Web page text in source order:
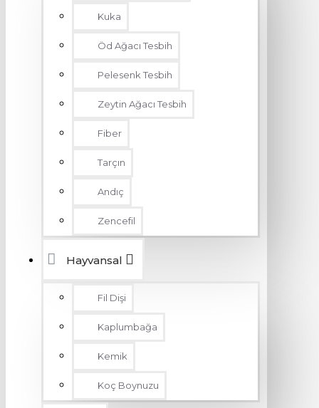
Kuka
Öd Ağacı Tesbih
Pelesenk Tesbih
Zeytin Ağacı Tesbih
Fiber
Tarçın
Andıç
Zencefil
Hayvansal
Fil Dişi
Kaplumbağa
Kemik
Koç Boynuzu